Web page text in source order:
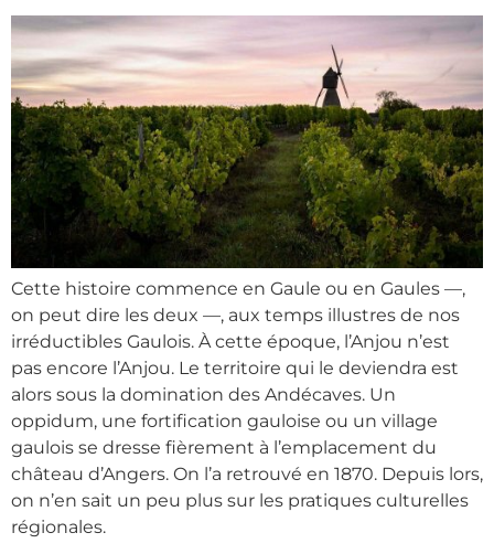
Cette histoire commence en Gaule ou en Gaules —,
on peut dire les deux —, aux temps illustres de nos
irréductibles Gaulois. À cette époque, l’Anjou n’est
pas encore l’Anjou. Le territoire qui le deviendra est
alors sous la domination des Andécaves. Un
oppidum, une fortification gauloise ou un village
gaulois se dresse fièrement à l’emplacement du
château d’Angers. On l’a retrouvé en 1870. Depuis lors,
on n’en sait un peu plus sur les pratiques culturelles
régionales.